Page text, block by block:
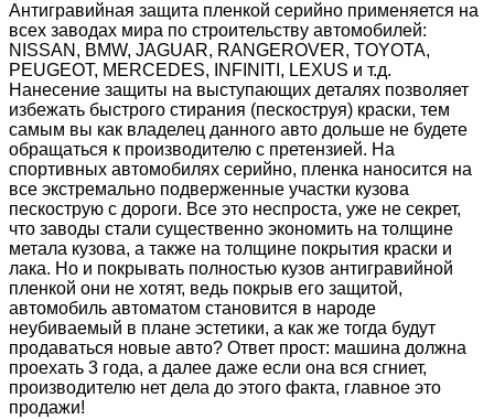
Антигравийная защита пленкой серийно применяется на
всех заводах мира по строительству автомобилей:
NISSAN , BMW, JAGUAR, RANGEROVER, TOYOTA,
PEUGEOT, MERCEDES, INFINITI , LEXUS и т.д.
Нанесение защиты на выступающих деталях позволяет
избежать быстрого стирания (пескоструя) краски, тем
самым вы как владелец данного авто дольше не будете
обращаться к производителю с претензией. На
спортивных автомобилях серийно, пленка наносится на
все экстремально подверженные участки кузова
пескострую с дороги. Все это неспроста, уже не секрет,
что заводы стали существенно экономить на толщине
метала кузова, а также на толщине покрытия краски и
лака. Но и покрывать полностью кузов антигравийной
пленкой они не хотят, ведь покрыв его защитой,
автомобиль автоматом становится в народе
неубиваемый в плане эстетики, а как же тогда будут
продаваться новые авто? Ответ прост: машина должна
проехать 3 года, а далее даже если она вся сгниет,
производителю нет дела до этого факта, главное это
продажи!